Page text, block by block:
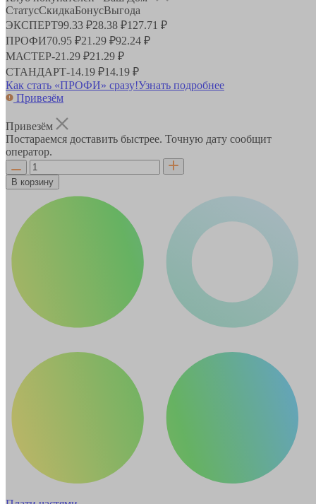
СтатусСкидкаБонусВыгода
ЭКСПЕРТ99.33 ₽28.38 ₽127.71 ₽
ПРОФИ70.95 ₽21.29 ₽92.24 ₽
МАСТЕР-21.29 ₽21.29 ₽
СТАНДАРТ-14.19 ₽14.19 ₽
Как стать «ПРОФИ» сразу!Узнать подробнее
Привезём
Привезём
Постараемся доставить быстрее. Точную дату сообщит
оператор.
В корзину